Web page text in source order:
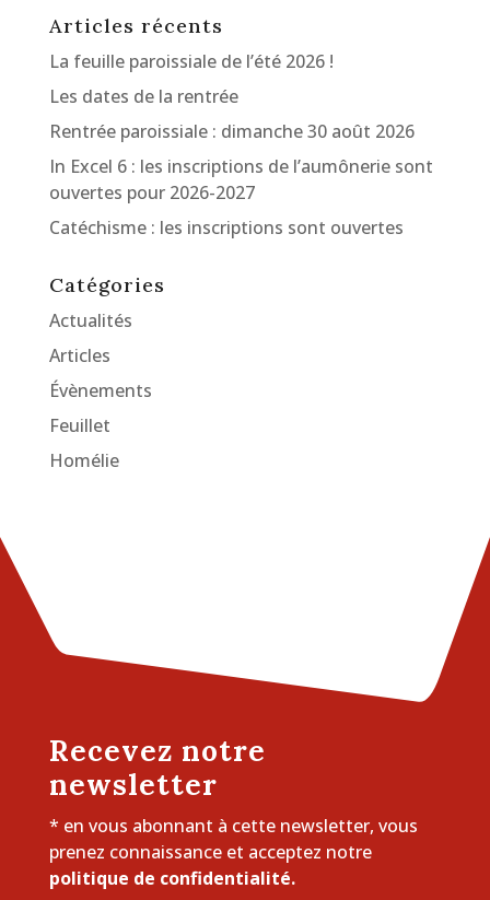
Articles récents
La feuille paroissiale de l’été 2026 !
Les dates de la rentrée
Rentrée paroissiale : dimanche 30 août 2026
In Excel 6 : les inscriptions de l’aumônerie sont
ouvertes pour 2026-2027
Catéchisme : les inscriptions sont ouvertes
Catégories
Actualités
Articles
Évènements
Feuillet
Homélie
Recevez notre
newsletter
* en vous abonnant à cette newsletter, vous
prenez connaissance et acceptez notre
politique de confidentialité.